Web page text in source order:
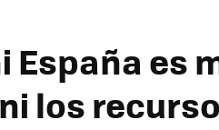
España es
los